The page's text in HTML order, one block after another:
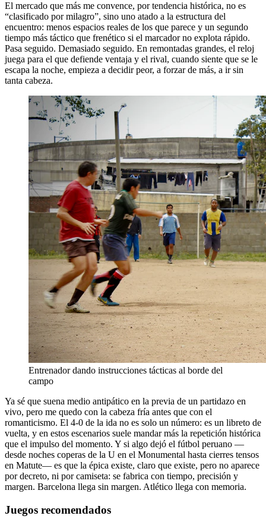
El mercado que más me convence, por tendencia histórica, no es
“clasificado por milagro”, sino uno atado a la estructura del
encuentro: menos espacios reales de los que parece y un segundo
tiempo más táctico que frenético si el marcador no explota rápido.
Pasa seguido. Demasiado seguido. En remontadas grandes, el reloj
juega para el que defiende ventaja y el rival, cuando siente que se le
escapa la noche, empieza a decidir peor, a forzar de más, a ir sin
tanta cabeza.
Entrenador dando instrucciones tácticas al borde del
campo
Ya sé que suena medio antipático en la previa de un partidazo en
vivo, pero me quedo con la cabeza fría antes que con el
romanticismo. El 4-0 de la ida no es solo un número: es un libreto de
vuelta, y en estos escenarios suele mandar más la repetición histórica
que el impulso del momento. Y si algo dejó el fútbol peruano —
desde noches coperas de la U en el Monumental hasta cierres tensos
en Matute— es que la épica existe, claro que existe, pero no aparece
por decreto, ni por camiseta: se fabrica con tiempo, precisión y
margen. Barcelona llega sin margen. Atlético llega con memoria.
Juegos recomendados